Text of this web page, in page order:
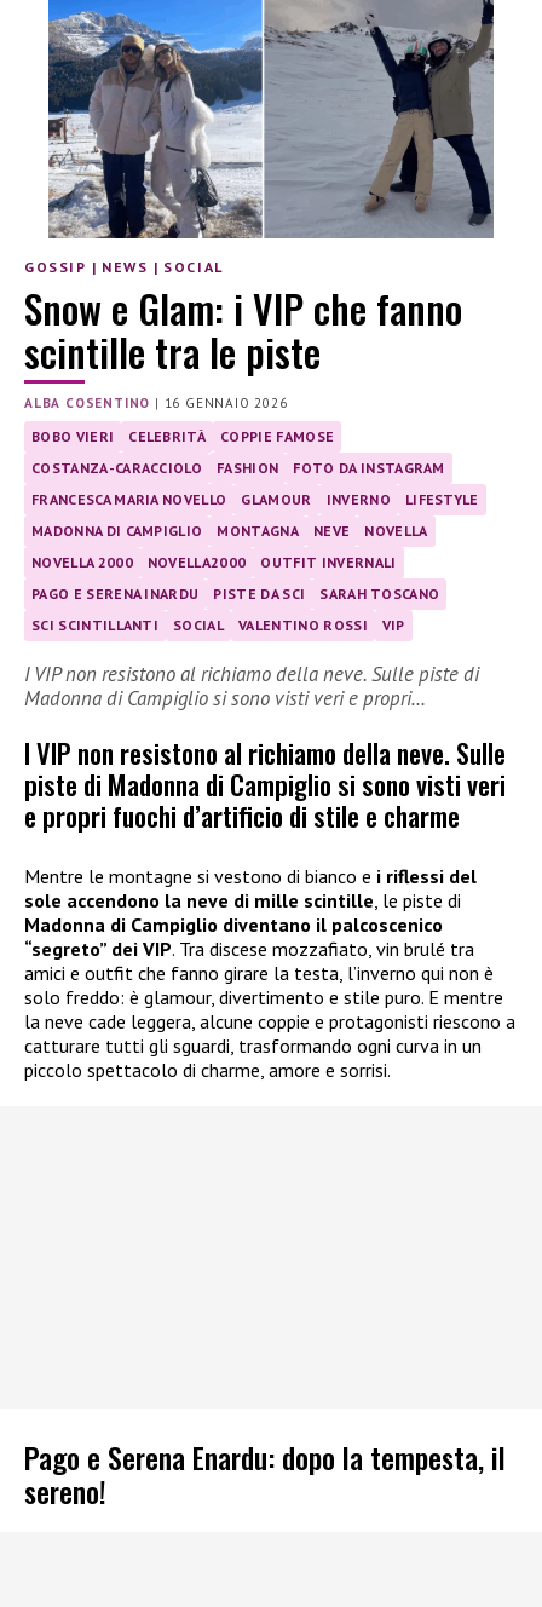
GOSSIP | NEWS | SOCIAL
Snow e Glam: i VIP che fanno
scintille tra le piste
ALBA COSENTINO | 16 GENNAIO 2026
BOBO VIERI CELEBRITÀ
COPPIE FAMOSE
COSTANZA-CARACCIOLO
FASHION
FOTO DA INSTAGRAM
FRANCESCA MARIA NOVELLO
GLAMOUR INVERNO
LIFESTYLE
MADONNA DI CAMPIGLIO
MONTAGNA NEVE
NOVELLA
NOVELLA 2000
NOVELLA2000
OUTFIT INVERNALI
PAGO E SERENA INARDU
PISTE DA SCI
SARAH TOSCANO
SCI SCINTILLANTI
SOCIAL VALENTINO ROSSI VIP
I VIP non resistono al richiamo della neve. Sulle piste di
Madonna di Campiglio si sono visti veri e propri…
I VIP non resistono al richiamo della neve. Sulle
piste di Madonna di Campiglio si sono visti veri
e propri fuochi d’artificio di stile e charme
Mentre le montagne si vestono di bianco e i riflessi del
sole accendono la neve di mille scintille , le piste di
Madonna di Campiglio diventano il palcoscenico
“segreto” dei VIP. Tra discese mozzafiato, vin brulé tra
amici e outfit che fanno girare la testa, l’inverno qui non è
solo freddo: è glamour, divertimento e stile puro. E mentre
la neve cade leggera, alcune coppie e protagonisti riescono a
catturare tutti gli sguardi, trasformando ogni curva in un
piccolo spettacolo di charme, amore e sorrisi.
Pago e Serena Enardu: dopo la tempesta, il
sereno!